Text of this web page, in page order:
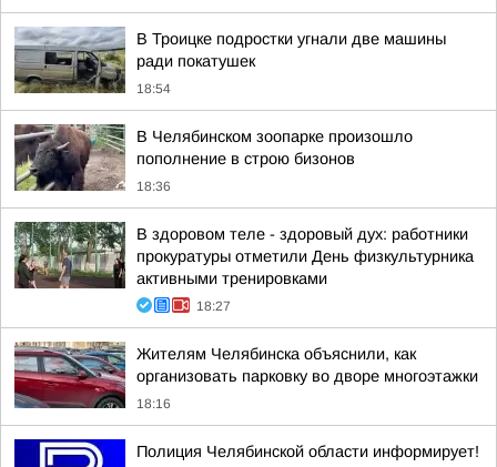
В Троицке подростки угнали две машины
ради покатушек
18:54
В Челябинском зоопарке произошло
пополнение в строю бизонов
18:36
В здоровом теле - здоровый дух: работники
прокуратуры отметили День физкультурника
активными тренировками
18:27
Жителям Челябинска объяснили, как
организовать парковку во дворе многоэтажки
18:16
Полиция Челябинской области информирует!